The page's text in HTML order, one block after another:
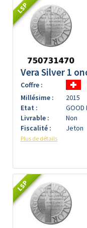
LSP
Vera Silver 1
Coffre :
Millésime :
2015
Etat :
GOOD
Livrable :
Non
Fiscalité :
Jeton
Plus de détails
LSP